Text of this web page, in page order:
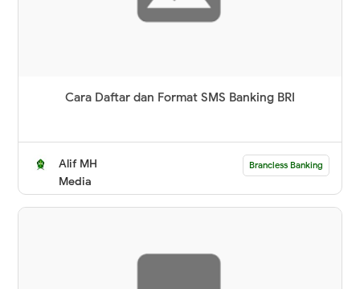
Cara Daftar dan Format SMS Banking BRI
Alif MH
Media
Brancless Banking